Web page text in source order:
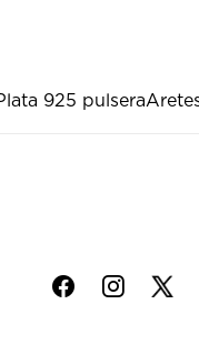
925 pulsera
f i